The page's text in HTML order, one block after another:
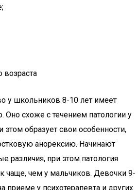
у школьников 8-10 лет имеет
Оно схоже с течением патологии у
образует свои особенности,
анорексию. Начинают
различия, при этом патология
чаще, чем у мальчиков. Девочки 9-
приеме у психотерапевта и других